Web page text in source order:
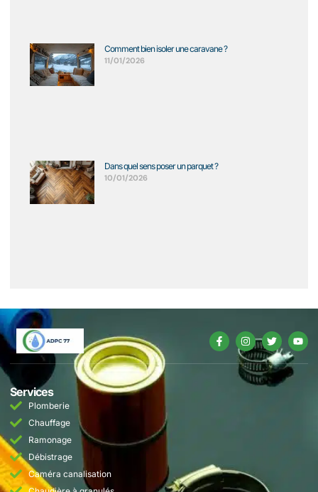
Comment bien isoler une caravane ?
11/01/2026
Dans quel sens poser un parquet ?
10/01/2026
Services
Plomberie
Chauffage
Ramonage
Débistrage
Caméra canalisation